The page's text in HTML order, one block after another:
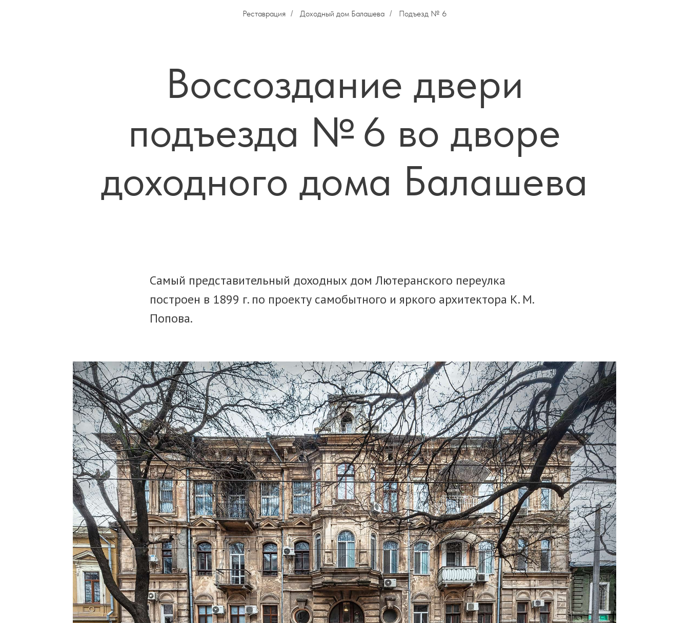
Реставрация / Доходный дом Балашева / Подъезд № 6
Воссоздание двери
подъезда № 6 во дворе
доходного дома Балашева
Самый представительный доходных дом Лютеранского переулка
построен в 1899 г. по проекту самобытного и яркого архитектора К. М.
Попова.